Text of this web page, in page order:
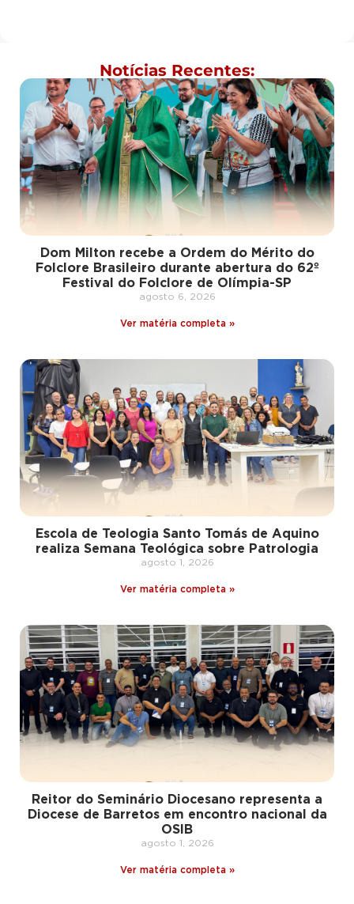
Notícias Recentes:
Dom Milton recebe a Ordem do Mérito do
Folclore Brasileiro durante abertura do 62º
Festival do Folclore de Olímpia-SP
agosto 6, 2026
Ver matéria completa »
Escola de Teologia Santo Tomás de Aquino
realiza Semana Teológica sobre Patrologia
agosto 1, 2026
Ver matéria completa »
Reitor do Seminário Diocesano representa a
Diocese de Barretos em encontro nacional da
OSIB
agosto 1, 2026
Ver matéria completa »